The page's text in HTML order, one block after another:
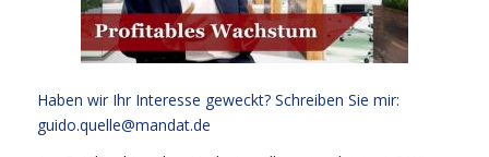
Haben wir Ihr Interesse geweckt? Schreiben Sie mir:
guido.quelle@mandat.de